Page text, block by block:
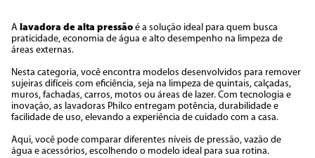
A lavadora de alta pressão é a solução ideal para quem busca
praticidade, economia de água e alto desempenho na limpeza de
áreas externas.
Nesta categoria, você encontra modelos desenvolvidos para remover
sujeiras difíceis com eficiência, seja na limpeza de quintais, calçadas,
muros, fachadas, carros, motos ou áreas de lazer. Com tecnologia e
inovação, as lavadoras Philco entregam potência, durabilidade e
facilidade de uso, elevando a experiência de cuidado com a casa.
Aqui, você pode comparar diferentes níveis de pressão, vazão de
água e acessórios, escolhendo o modelo ideal para sua rotina.